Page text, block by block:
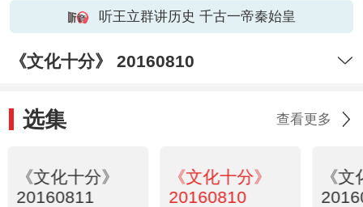
听王立群讲历史 千古一帝秦始皇
《文化十分》 20160810
选集 查看更多
《文化十分》
20160811
《文化十分》
20160810
《